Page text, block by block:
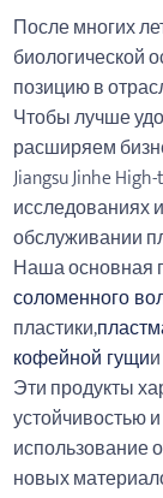
После многих
биологической
позицию в
Чтобы лучше
расширяем
Jiangsu Jinhe
исследованиях
обслуживании
Наша основная
соломенного
пластики,
кофейной гущи
Эти продукты
устойчивостью
использование
новых